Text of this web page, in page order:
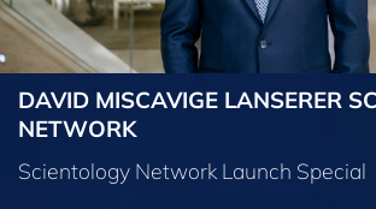
DAVID MISCAVIGE LANSERER
NETWORK
Scientology Network Launch Special